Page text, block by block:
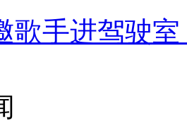
歌手进驾驶